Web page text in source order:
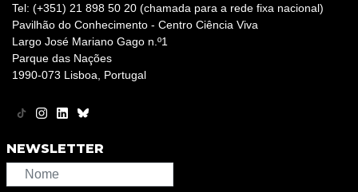
Tel: (+351) 21 898 50 20 (chamada para a rede fixa nacional)
Pavilhão do Conhecimento - Centro Ciência Viva
Largo José Mariano Gago n.º1
Parque das Nações
1990-073 Lisboa, Portugal
NEWSLETTER